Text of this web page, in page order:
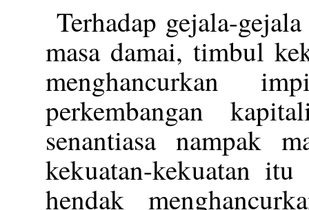
Terhadap gejala-
masa damai, timbul
menghancurkan
perkembangan
senantiasa nampak
kekuatan-kekuatan itu
hendak